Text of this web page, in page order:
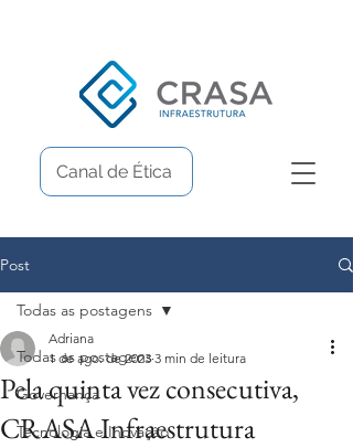
Canal de Ética
Post
Todas as postagens
Governança
Tecnologia e Inovação
Todas as postagens
Pela quinta vez consecutiva,
CRASA Infraestrutura
Adriana
1 de ago. de 2023 3 min de leitura